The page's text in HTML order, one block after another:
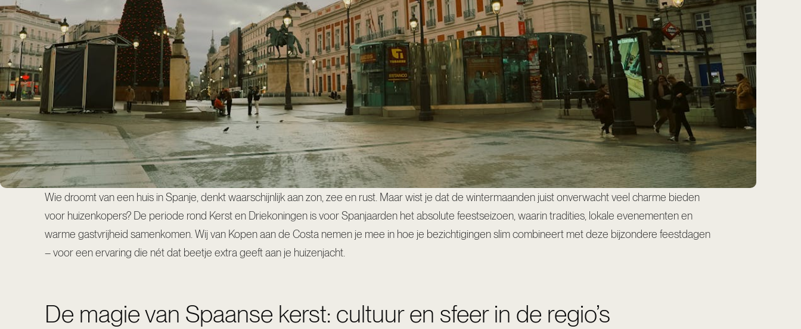
Wie droomt van een huis in Spanje, denkt waarschijnlijk aan zon, zee en rust. Maar wist je dat de wintermaanden juist onverwacht veel charme bieden
voor huizenkopers? De periode rond Kerst en Driekoningen is voor Spanjaarden het absolute feestseizoen, waarin tradities, lokale evenementen en
warme gastvrijheid samenkomen. Wij van Kopen aan de Costa nemen je mee in hoe je bezichtigingen slim combineert met deze bijzondere feestdagen
– voor een ervaring die nét dat beetje extra geeft aan je huizenjacht.
De magie van Spaanse kerst: cultuur en sfeer in de regio’s